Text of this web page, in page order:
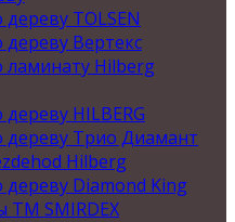
TOLSEN
Вертекс
Hilberg
HILBERG
дереву Трио Диамант
Hilberg
Diamond King
ТМ SMIRDEX